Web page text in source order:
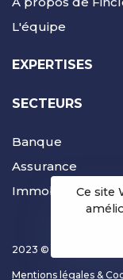
L'équipe
EXPERTISES
SECTEURS
Banque
Assurance
Immobilier
2023 © Fincley
Mentions légales &
Ce site